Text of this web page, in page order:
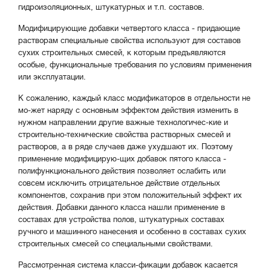
гидроизоляционных, штукатурных и т.п. составов.
Модифицирующие добавки четвертого класса - придающие
раcтворам специальные свойства используют для составов
сухих строительных смесей, к которым предъявляются
особые, функциональные требования по условиям применения
или эксплуатации.
К сожалению, каждый класс модификаторов в отдельности не
мо-жет наряду с основным эффектом действия изменить в
нужном направлении другие важные технологичес-кие и
строительно-технические свойства растворных смесей и
растворов, а в ряде случаев даже ухудшают их. Поэтому
применение модифицирую-щих добавок пятого класса -
полифункционального действия позволяет ослабить или
совсем исключить отрицательное действие отдельных
компонентов, сохранив при этом положительный эффект их
действия. Добавки данного класса нашли применение в
составах для устройства полов, штукатурных составах
ручного и машинного нанесения и особенно в составах сухих
строительных смесей со специальными свойствами.
Рассмотренная система класси-фикации добавок касается